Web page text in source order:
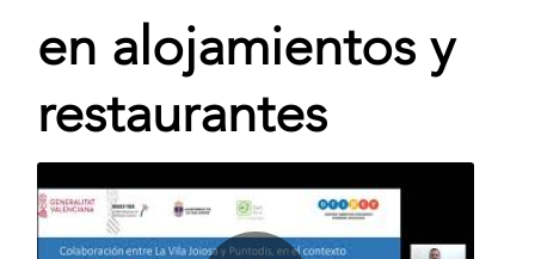
en alojamientos y
restaurantes